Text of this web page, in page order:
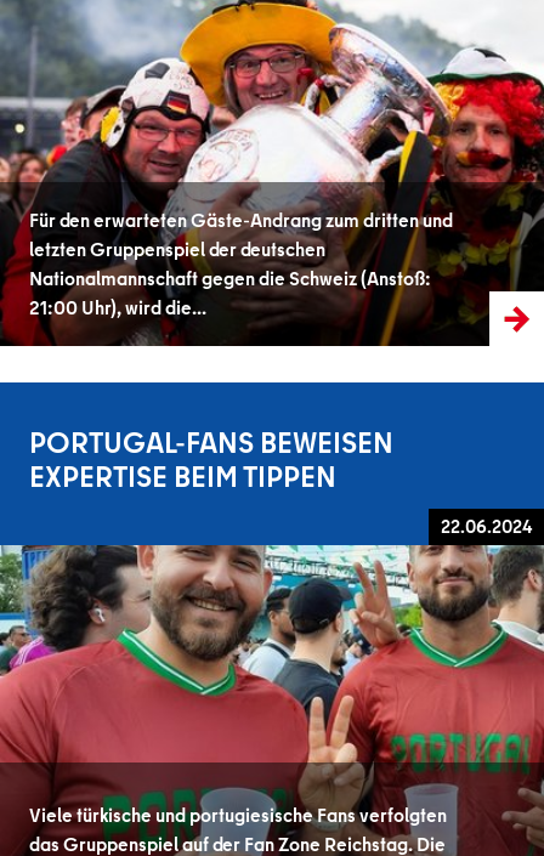
Für den erwarteten Gäste-Andrang zum dritten und
letzten Gruppenspiel der deutschen
Nationalmannschaft gegen die Schweiz (Anstoß:
21:00 Uhr), wird die…
PORTUGAL-FANS BEWEISEN
EXPERTISE BEIM TIPPEN
22.06.2024
Viele türkische und portugiesische Fans verfolgten
das Gruppenspiel auf der Fan Zone Reichstag. Die